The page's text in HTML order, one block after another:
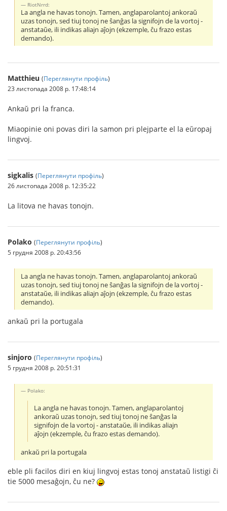
RiotNrrd:
La angla ne havas tonojn. Tamen, anglaparolantoj ankoraŭ
uzas tonojn, sed tiuj tonoj ne ŝanĝas la signifojn de la vortoj -
anstataŭe, ili indikas aliajn aĵojn (ekzemple, ĉu frazo estas
demando).
Matthieu (Переглянути профіль)
23 листопада 2008 р. 17:48:14
Ankaŭ pri la franca.
Miaopinie oni povas diri la samon pri plejparte el la eŭropaj
lingvoj.
sigkalis (Переглянути профіль)
26 листопада 2008 р. 12:35:22
La litova ne havas tonojn.
Polako (Переглянути профіль)
5 грудня 2008 р. 20:43:56
La angla ne havas tonojn. Tamen, anglaparolantoj ankoraŭ
uzas tonojn, sed tiuj tonoj ne ŝanĝas la signifojn de la vortoj -
anstataŭe, ili indikas aliajn aĵojn (ekzemple, ĉu frazo estas
demando).
ankaŭ pri la portugala
sinjoro (Переглянути профіль)
5 грудня 2008 р. 20:51:31
Polako:
La angla ne havas tonojn. Tamen, anglaparolantoj
ankoraŭ uzas tonojn, sed tiuj tonoj ne ŝanĝas la
signifojn de la vortoj - anstataŭe, ili indikas aliajn
aĵojn (ekzemple, ĉu frazo estas demando).
ankaŭ pri la portugala
eble pli facilos diri en kiuj lingvoj estas tonoj anstataŭ listigi ĉi
tie 5000 mesaĝojn, ĉu ne?